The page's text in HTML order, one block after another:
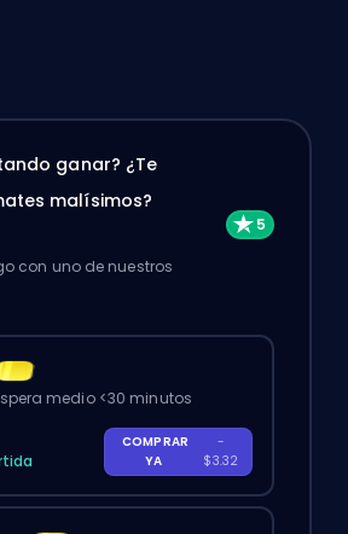
ganar? ¿Te
malísimos?
con uno de nuestros
medio <30 minutos
COMPRAR
YA
-
$3.32